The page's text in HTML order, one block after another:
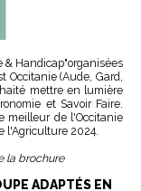
& Handicap"organisées
Occitanie (Aude, Gard,
mettre en lumière
et Savoir Faire.
meilleur de l'Occitanie
l'Agriculture 2024.
la brochure
ADAPTÉS EN